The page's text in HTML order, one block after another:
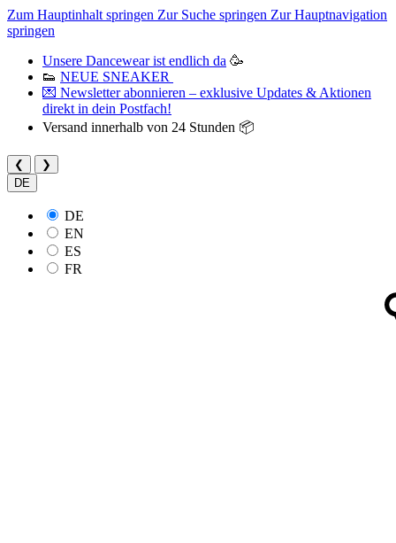
Zum Hauptinhalt springen Zur Suche springen Zur Hauptnavigation
springen
Unsere Dancewear ist endlich da 🥳
👟 NEUE SNEAKER
💌 Newsletter abonnieren – exklusive Updates & Aktionen
direkt in dein Postfach!
Versand innerhalb von 24 Stunden 📦
❮
❯
DE
DE
EN
ES
FR